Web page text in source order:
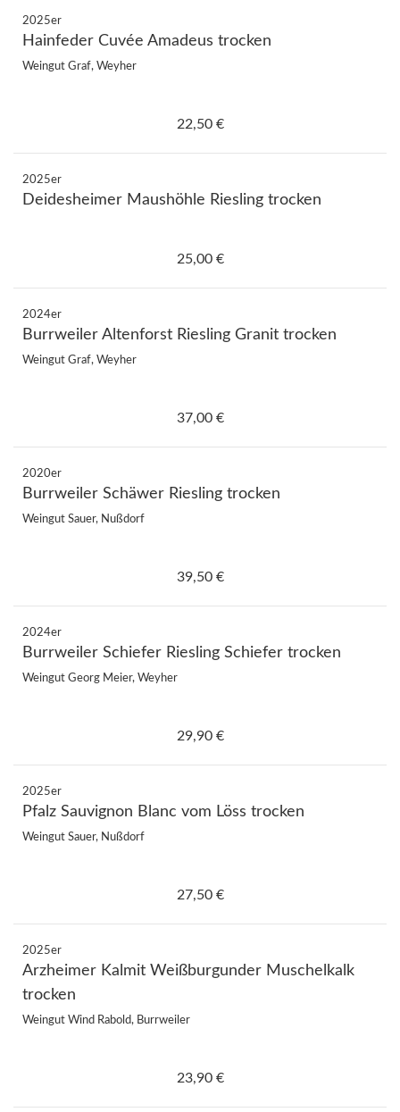
2025er
Hainfeder Cuvée Amadeus trocken
Weingut Graf, Weyher
22,50 €
2025er
Deidesheimer Maushöhle Riesling trocken
25,00 €
2024er
Burrweiler Altenforst Riesling Granit trocken
Weingut Graf, Weyher
37,00 €
2020er
Burrweiler Schäwer Riesling trocken
Weingut Sauer, Nußdorf
39,50 €
2024er
Burrweiler Schiefer Riesling Schiefer trocken
Weingut Georg Meier, Weyher
29,90 €
2025er
Pfalz Sauvignon Blanc vom Löss trocken
Weingut Sauer, Nußdorf
27,50 €
2025er
Arzheimer Kalmit Weißburgunder Muschelkalk
trocken
Weingut Wind Rabold, Burrweiler
23,90 €